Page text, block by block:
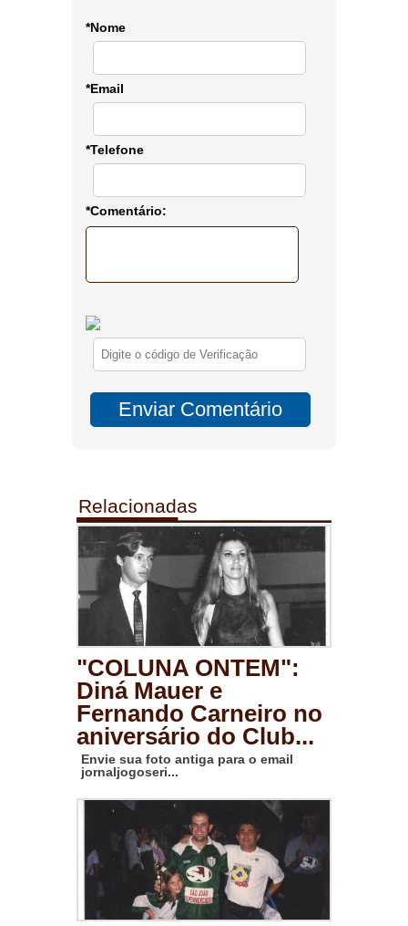
*Nome
*Email
*Telefone
*Comentário:
Relacionadas
"COLUNA ONTEM":
Diná Mauer e
Fernando Carneiro no
aniversário do Club...
Envie sua foto antiga para o email
jornaljogoseri...